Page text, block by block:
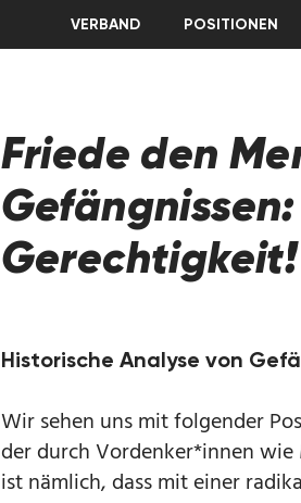
VERBAND POSITIONEN
Friede den
Gerechtigkeit!
Historische Analyse von
Wir sehen uns mit folgender
der durch Vordenker*innen
ist nämlich, dass mit einer